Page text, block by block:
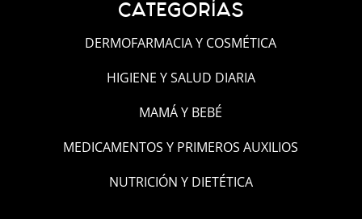
CATEGORÍAS
DERMOFARMACIA Y COSMÉTICA
HIGIENE Y SALUD DIARIA
MAMÁ Y BEBÉ
MEDICAMENTOS Y PRIMEROS AUXILIOS
NUTRICIÓN Y DIETÉTICA